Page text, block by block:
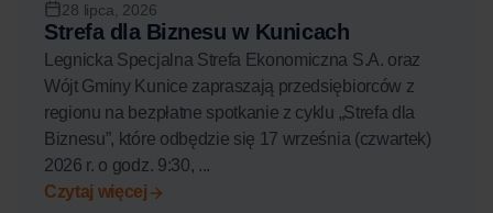
28 lipca, 2026
Strefa dla Biznesu w Kunicach
Legnicka Specjalna Strefa Ekonomiczna S.A. oraz
Wójt Gminy Kunice zapraszają przedsiębiorców z
regionu na bezpłatne spotkanie z cyklu „Strefa dla
Biznesu”, które odbędzie się 17 września (czwartek)
2026 r. o godz. 9:30, ...
Czytaj więcej